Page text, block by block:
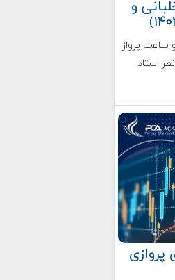
و
ساعت پرواز
۱۵۲ تحت نظر استاد
پروازی